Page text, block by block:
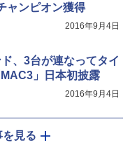
ャンピオン獲得
2016年9月4日
、3台が連なってタイ
」日本初披露
2016年9月4日
を見る